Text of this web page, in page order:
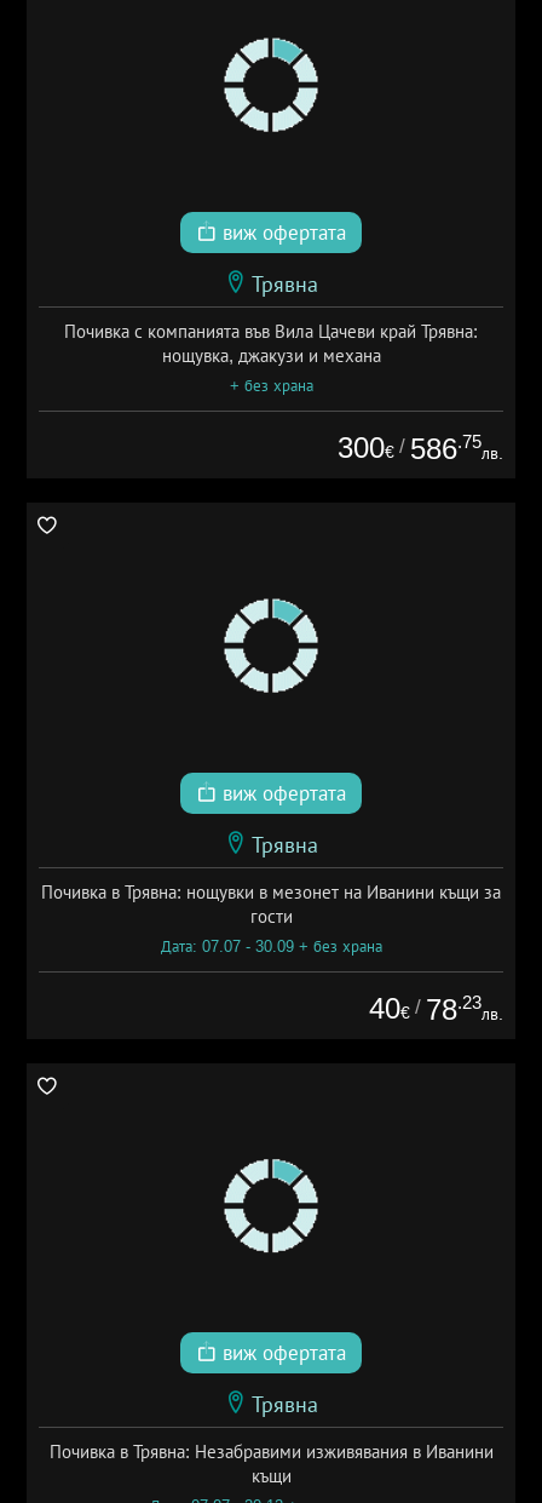
виж офертата
Трявна
Почивка с компанията във Вила Цачеви край Трявна:
нощувка, джакузи и механа
+ без храна
300€ / 586.75
лв.
виж офертата
Трявна
Почивка в Трявна: нощувки в мезонет на Иванини къщи за
гости
Дата: 07.07 - 30.09 + без храна
40€ / 78.23
лв.
виж офертата
Трявна
Почивка в Трявна: Незабравими изживявания в Иванини
къщи